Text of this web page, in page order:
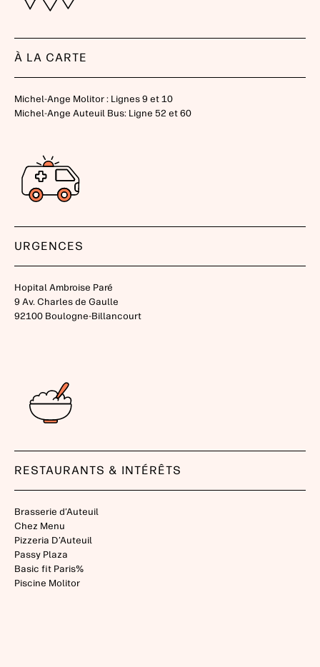
À LA CARTE
Michel-Ange Molitor : Lignes 9 et 10
Michel-Ange Auteuil Bus: Ligne 52 et 60
URGENCES
Hopital Ambroise Paré
9 Av. Charles de Gaulle
92100 Boulogne-Billancourt
RESTAURANTS & INTÉRÊTS
Brasserie d’Auteuil
Chez Menu
Pizzeria D’Auteuil
Passy Plaza
Basic fit Paris%
Piscine Molitor